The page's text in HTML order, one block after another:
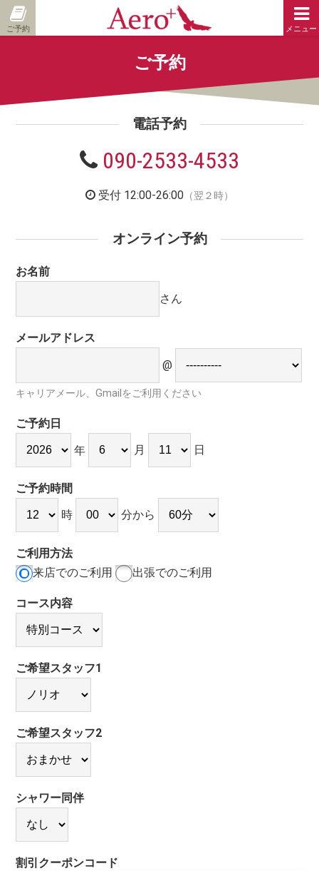
メニュー
ご予約
ご予約
電話予約
090-2533-4533
受付 12:00-26:00 （翌２時）
オンライン予約
お名前
さん
メールアドレス
@
キャリアメール、Gmailをご利用ください
ご予約日
年 月 日
ご予約時間
時
分から
ご利用方法
来店でのご利用
出張でのご利用
コース内容
ご希望スタッフ1
ご希望スタッフ2
シャワー同伴
割引クーポンコード